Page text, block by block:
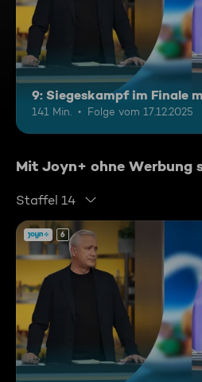
9: Siegeskampf im Finale
141 Min. Folge vom 17.12.2025
Mit Joyn+ ohne Werbung
Staffel 14
6